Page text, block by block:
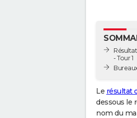
- Tour 1
Le résultat
dessous le
nom du